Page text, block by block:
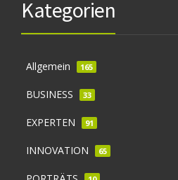
Kategorien
Allgemein 165
BUSINESS 33
EXPERTEN 91
INNOVATION 65